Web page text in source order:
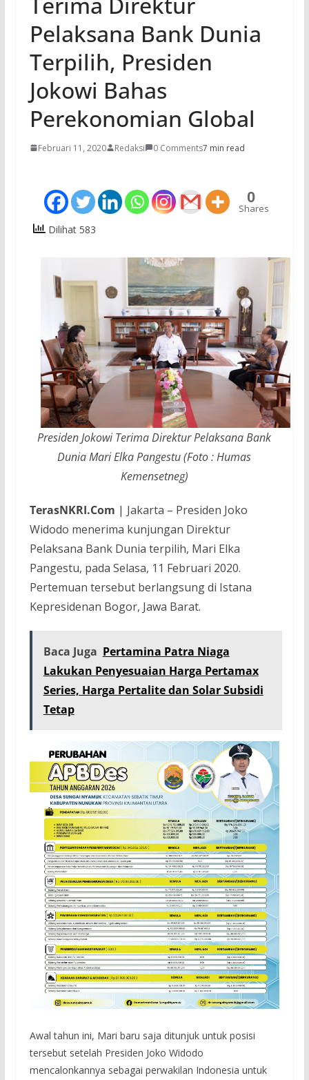
Pelaksana Bank Dunia
Terpilih, Presiden
Jokowi Bahas
Perekonomian Global
Februari 11, 2020 Redaksi 0 Comments7 min read
0
Shares
Dilihat 583
Presiden Jokowi Terima Direktur Pelaksana Bank
Dunia Mari Elka Pangestu (Foto : Humas
Kemensetneg)
TerasNKRI.Com | Jakarta – Presiden Joko
Widodo menerima kunjungan Direktur
Pelaksana Bank Dunia terpilih, Mari Elka
Pangestu, pada Selasa, 11 Februari 2020.
Pertemuan tersebut berlangsung di Istana
Kepresidenan Bogor, Jawa Barat.
Baca Juga Pertamina Patra Niaga
Lakukan Penyesuaian Harga Pertamax
Series, Harga Pertalite dan Solar Subsidi
Tetap
Awal tahun ini, Mari baru saja ditunjuk untuk posisi
tersebut setelah Presiden Joko Widodo
mencalonkannya sebagai perwakilan Indonesia untuk